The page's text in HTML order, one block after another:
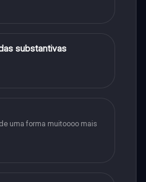
substantivas
uma forma muitoooo mais